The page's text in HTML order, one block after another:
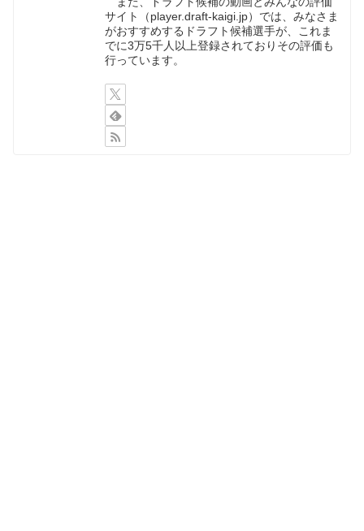
サイト（player.draft-kaigi.jp）では、みなさま
がおすすめするドラフト候補選手が、これま
でに3万5千人以上登録されておりその評価も
行っています。